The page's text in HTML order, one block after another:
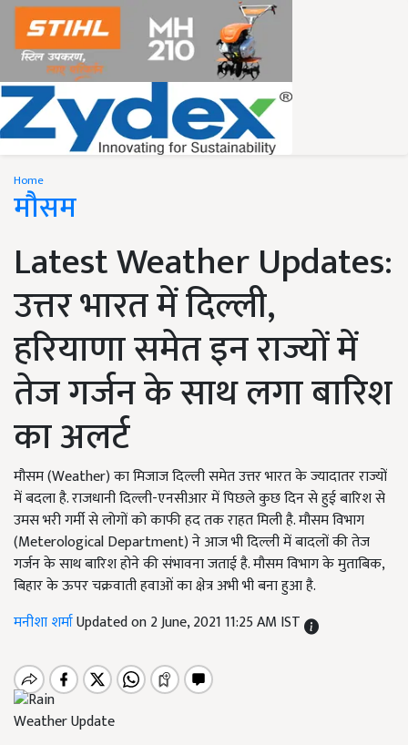
Home
मौसम
Latest Weather Updates:
उत्तर भारत में दिल्ली,
हरियाणा समेत इन राज्यों में
तेज गर्जन के साथ लगा बारिश
का अलर्ट
मौसम (Weather) का मिजाज दिल्ली समेत उत्तर भारत के ज्यादातर राज्यों
में बदला है. राजधानी दिल्ली-एनसीआर में पिछले कुछ दिन से हुई बारिश से
उमस भरी गर्मी से लोगों को काफी हद तक राहत मिली है. मौसम विभाग
(Meterological Department) ने आज भी दिल्ली में बादलों की तेज
गर्जन के साथ बारिश होने की संभावना जताई है. मौसम विभाग के मुताबिक,
बिहार के ऊपर चक्रवाती हवाओं का क्षेत्र अभी भी बना हुआ है.
मनीशा शर्माUpdated on 2 June, 2021 11:25 AM IST
Weather Update